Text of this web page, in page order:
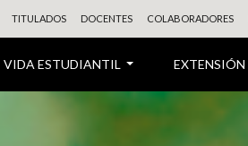
VIDA ESTUDIANTIL EXTENSIÓN
TITULADOS DOCENTES COLABORADORES